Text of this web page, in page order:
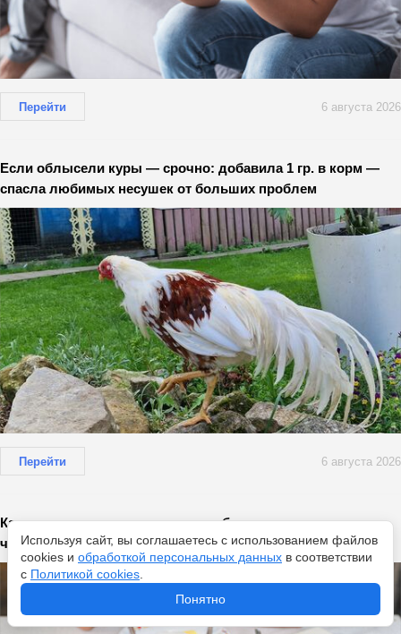
Перейти 6 августа 2026
Если облысели куры — срочно: добавила 1 гр. в корм —
спасла любимых несушек от больших проблем
Перейти 6 августа 2026
Как я заказываю в ресторане, чтобы не переплачивать -
чек-лист от шефа
Используя сайт, вы соглашаетесь с использованием файлов
cookies и обработкой персональных данных в соответствии
с Политикой cookies
Понятно